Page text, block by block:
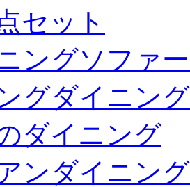
セット
ングソファ
グダイニン
ダイニング
ンダイニング